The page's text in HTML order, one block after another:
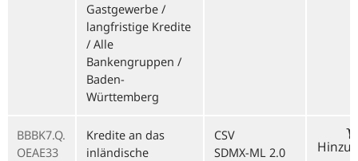
Gastgewerbe /
langfristige Kredite
/ Alle
Bankengruppen /
Baden-
Württemberg
BBBK7.Q.
OEAE33
Kredite an das
inländische
CSV
SDMX-ML 2.0